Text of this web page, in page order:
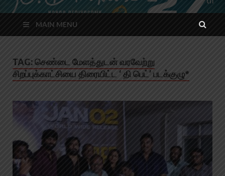
MAIN MENU
TAG:செண்டை மேளத்துடன் வரவேற்று
சிறப்புக்காட்சியை திரையிட்ட ‘ தி பெட்’ படக்குழு*